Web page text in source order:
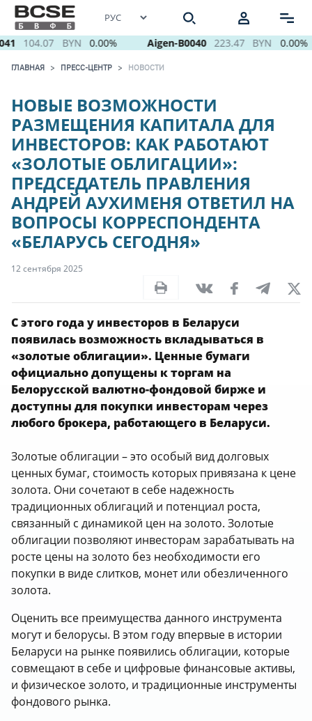
104.07 BYN 0.00% Aigen-B0040 223.47 BYN 0.00%
ГЛАВНАЯ ПРЕСС-ЦЕНТР НОВОСТИ
НОВЫЕ ВОЗМОЖНОСТИ
РАЗМЕЩЕНИЯ КАПИТАЛА ДЛЯ
ИНВЕСТОРОВ: КАК РАБОТАЮТ
«ЗОЛОТЫЕ ОБЛИГАЦИИ»:
ПРЕДСЕДАТЕЛЬ ПРАВЛЕНИЯ
АНДРЕЙ АУХИМЕНЯ ОТВЕТИЛ НА
ВОПРОСЫ КОРРЕСПОНДЕНТА
«БЕЛАРУСЬ СЕГОДНЯ»
12 сентября 2025
С этого года у инвесторов в Беларуси
появилась возможность вкладываться в
«золотые облигации». Ценные бумаги
официально допущены к торгам на
Белорусской валютно-фондовой бирже и
доступны для покупки инвесторам через
любого брокера, работающего в Беларуси.
Золотые облигации – это особый вид долговых
ценных бумаг, стоимость которых привязана к цене
золота. Они сочетают в себе надежность
традиционных облигаций и потенциал роста,
связанный с динамикой цен на золото. Золотые
облигации позволяют инвесторам зарабатывать на
росте цены на золото без необходимости его
покупки в виде слитков, монет или обезличенного
золота.
Оценить все преимущества данного инструмента
могут и белорусы. В этом году впервые в истории
Беларуси на рынке появились облигации, которые
совмещают в себе и цифровые финансовые активы,
и физическое золото, и традиционные инструменты
фондового рынка.